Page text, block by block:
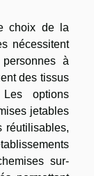
choix de la
nécessitent
à
des tissus
options
jetables
réutilisables,
sur-